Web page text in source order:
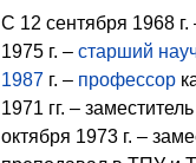
С 12 сентября 1968
1975 г. – старший
1987 г. – профессор
1971 гг. –
октября 1973 г. –